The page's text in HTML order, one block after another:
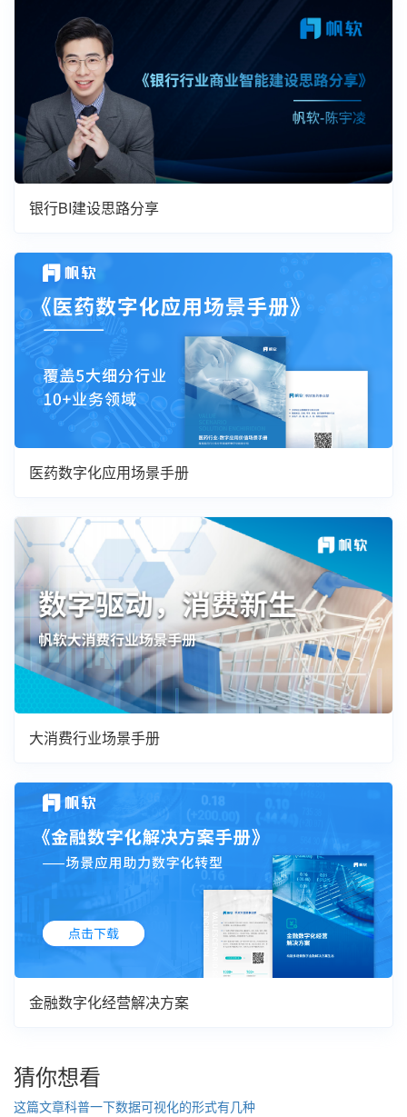
银行BI建设思路分享
医药数字化应用场景手册
大消费行业场景手册
金融数字化经营解决方案
猜你想看
这篇文章科普一下数据可视化的形式有几种